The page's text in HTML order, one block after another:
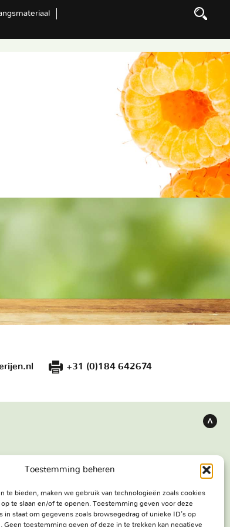
Toestemming beheren
te bieden, maken we gebruik van technologieën zoals cookies
te slaan en/of te openen. Toestemming geven voor deze
in staat om gegevens zoals browsegedrag of unieke ID's op
Geen toestemming geven of deze in te trekken kan negatieve
+31 (0)184 642674
Haringweg 3A
2975 LB Ottoland
boven